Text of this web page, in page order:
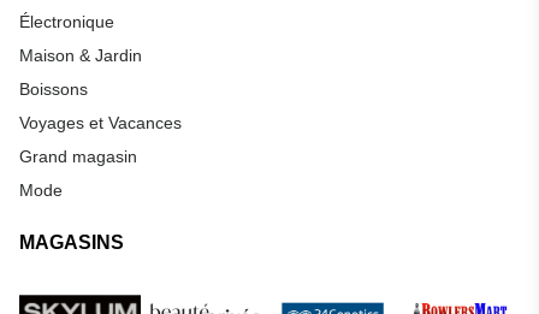
Électronique
Maison & Jardin
Boissons
Voyages et Vacances
Grand magasin
Mode
MAGASINS